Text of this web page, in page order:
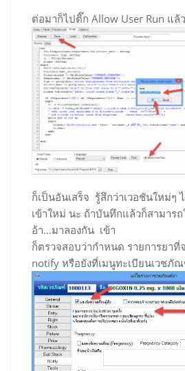
ต่อมาก็ไปติ๊ก Allow User Run แล้
ก็เป็นอันเสร็จ รู้สึกว่าเวอชันใหม่ๆ
เข้าใหม่ นะ ถ้าบันทึกแล้วก็สามารถ
อ้า…มาลองกัน เข้า
ก็ตรวจสอบว่ากำหนด รายการยาที่
notify หรือยังที่เมนูทะเบียนเวชภั